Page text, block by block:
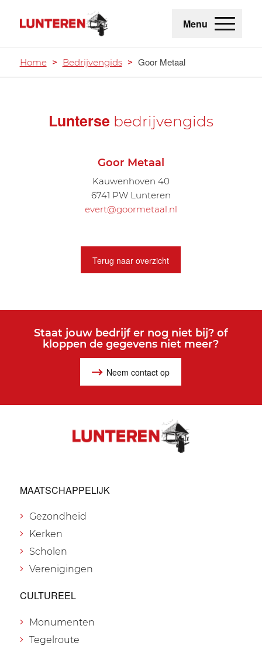
Menu
Home > Bedrijvengids > Goor Metaal
Lunterse bedrijvengids
Goor Metaal
Kauwenhoven 40
6741 PW Lunteren
evert@goormetaal.nl
Terug naar overzicht
Staat jouw bedrijf er nog niet bij? of
kloppen de gegevens niet meer?
Neem contact op
MAATSCHAPPELIJK
Gezondheid
Kerken
Scholen
Verenigingen
CULTUREEL
Monumenten
Tegelroute